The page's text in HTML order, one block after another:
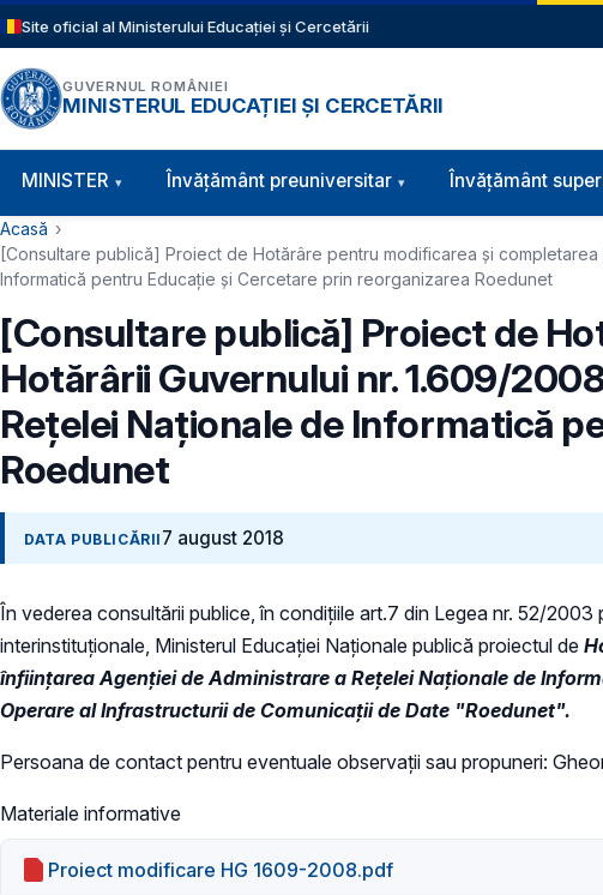
Sari la conținutul principal
Site oficial al Ministerului Educației și Cercetării
GUVERNUL ROMÂNIEI
MINISTERUL EDUCAȚIEI ȘI CERCETĂRII
Navigație principală
MINISTER Învăţământ preuniversitar Învățământ
Cale de navigare
Acasă
[Consultare publică] Proiect de Hotărâre pentru modificarea și
Informatică pentru Educație și Cercetare prin reorganizarea Roedunet
[Consultare publică] Proiect de
Hotărârii Guvernului nr. 1.609/
Rețelei Naționale de Informatică
Roedunet
DATA PUBLICĂRII 7 august 2018
În vederea consultării publice, în condiţiile art.7 din Legea nr. 52/
interinstituționale, Ministerul Educaţiei Naţionale publică proiectul de
înființarea Agenției de Administrare a Rețelei Naționale de
Operare al Infrastructurii de Comunicații de Date "Roedunet".
Persoana de contact pentru eventuale observații sau propuneri:
Materiale informative
Proiect modificare HG 1609-2008.pdf